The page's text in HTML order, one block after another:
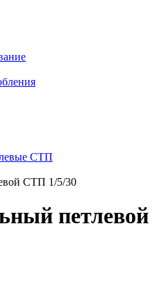
СТП
СТП 1/5/30
петлевой